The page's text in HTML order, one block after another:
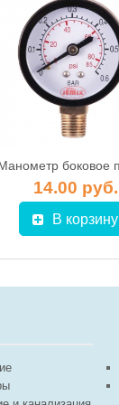
14.00 руб.
В корзину